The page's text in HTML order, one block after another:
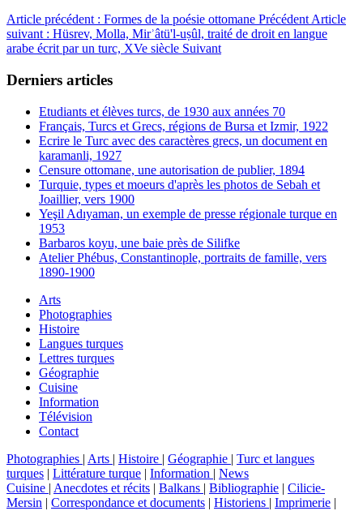
Article précédent : Formes de la poésie ottomane Précédent Article
suivant : Hüsrev, Molla, Mirʾâtü'l-uṣûl, traité de droit en langue
arabe écrit par un turc, XVe siècle Suivant
Derniers articles
Etudiants et élèves turcs, de 1930 aux années 70
Français, Turcs et Grecs, régions de Bursa et Izmir, 1922
Ecrire le Turc avec des caractères grecs, un document en
karamanli, 1927
Censure ottomane, une autorisation de publier, 1894
Turquie, types et moeurs d'après les photos de Sebah et
Joaillier, vers 1900
Yeşil Adıyaman, un exemple de presse régionale turque en
1953
Barbaros koyu, une baie près de Silifke
Atelier Phébus, Constantinople, portraits de famille, vers
1890-1900
Arts
Photographies
Histoire
Langues turques
Lettres turques
Géographie
Cuisine
Information
Télévision
Contact
Photographies | Arts | Histoire | Géographie | Turc et langues
turques | Littérature turque | Information | News
Cuisine | Anecdotes et récits | Balkans | Bibliographie | Cilicie-
Mersin | Correspondance et documents | Historiens | Imprimerie |